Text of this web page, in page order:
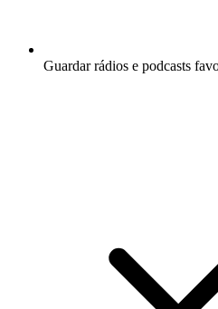
Guardar rádios e podcasts